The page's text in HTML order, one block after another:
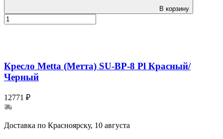
В корзину
Кресло Metta (Метта) SU-BP-8 Pl Красный/
Черный
12771 ₽
Доставка по Красноярску, 10 августа